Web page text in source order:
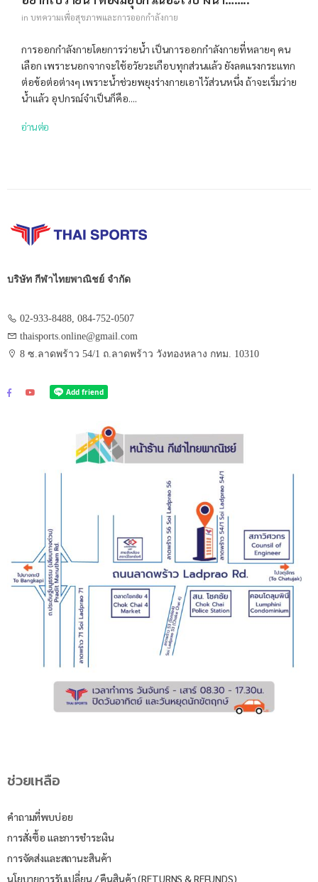
in บทความเพื่อสุขภาพและการออกกำลังกาย
การออกกำลังกายโดยการว่ายน้ำ เป็นการออกกำลังกายที่หลายๆ คน
เลือก เพราะนอกจากจะใช้อวัยวะเกือบทุกส่วนแล้ว ยังลดแรงกระแทก
ต่อข้อต่อต่างๆ เพราะน้ำช่วยพยุงร่างกายเอาไว้ส่วนหนึ่ง ถ้าจะเริ่มว่าย
น้ำแล้ว อุปกรณ์จำเป็นก็คือ....
อ่านต่อ
บริษัท กีฬาไทยพาณิชย์ จำกัด
02-933-8488, 084-752-0507
thaisports.online@gmail.com
8 ซ.ลาดพร้าว 54/1 ถ.ลาดพร้าว วังทองหลาง กทม. 10310
ช่วยเหลือ
คำถามที่พบบ่อย
การสั่งซื้อ และการชำระเงิน
การจัดส่งและสถานะสินค้า
นโยบายการรับเปลี่ยน / คืนสินค้า (RETURNS & REFUNDS)